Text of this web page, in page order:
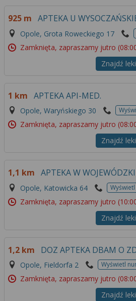
925 m APTEKA U
Opole, Grota Roweckiego 17
Zamknięta, zapraszamy jutro
Znajdź
1 km APTEKA API-MED.
Opole, Waryńskiego 30
Zamknięta, zapraszamy jutro
Znajdź
1,1 km APTEKA W
Opole, Katowicka 64
Zamknięta, zapraszamy jutro
Znajdź
1,2 km DOZ APTEKA DBAM O
Opole, Fieldorfa 2 Wyświetl
Zamknięta, zapraszamy jutro
Znajdź